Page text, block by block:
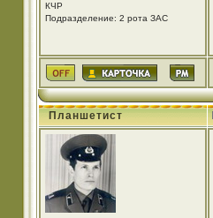
КЧР
Подразделение: 2 рота ЗАС
Планшетист